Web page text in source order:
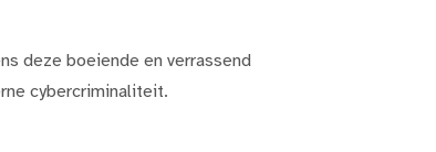
deze boeiende en verrassend
cybercriminaliteit.